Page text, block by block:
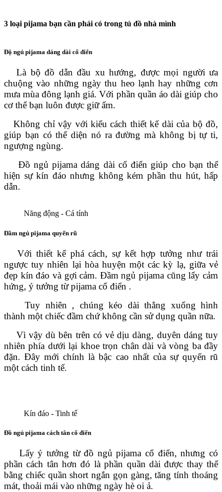
3 loại pijama bạn cần phải có trong tủ đồ nhà mình
Độ ngủ pijama dáng dài cổ điển
Là bộ đồ dẫn đầu xu hướng, được mọi người ưa
chuộng vào những ngày thu heo lạnh hay những cơn
mưa mùa đông lạnh giá. Với phần quần áo dài giúp cho
cơ thể bạn luôn được giữ ấm.
Không chỉ vậy với kiểu cách thiết kế dài của bộ đồ,
giúp bạn có thể diện nó ra đường mà không bị tự ti,
ngượng ngùng.
Đồ ngủ pijama dáng dài cổ điển giúp cho bạn thể
hiện sự kín đáo nhưng không kém phần thu hút, hấp
dẫn.
Năng động - Cá tính
Đầm ngủ pijama quyến rũ
Với thiết kế phá cách, sự kết hợp tưởng như trái
ngược tuy nhiên lại hòa huyện một các kỳ lạ, giữa vẻ
đẹp kín đáo và gợi cảm. Đầm ngủ pijama cũng lấy cảm
hứng, ý tưởng từ pijama cổ điển .
Tuy nhiên , chúng kéo dài thẳng xuống hình
thành một chiếc đầm chứ không cần sử dụng quần nữa.
Vì vậy dù bên trên có vẻ dịu dàng, duyên dáng tuy
nhiên phía dưới lại khoe trọn chân dài và vòng ba đầy
đặn. Đây mới chính là bậc cao nhất của sự quyến rũ
một cách tinh tế.
Kín đáo - Tinh tế
Đồ ngủ pijama cách tân cổ điển
Lấy ý tưởng từ đồ ngủ pijama cổ điển, nhưng có
phần cách tân hơn đó là phần quần dài được thay thế
bằng chiếc quần short ngắn gọn gàng, tăng tính thoáng
mát, thoải mái vào những ngày hè oi ả.